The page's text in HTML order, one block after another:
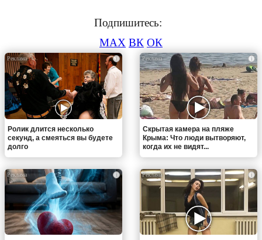
Подпишитесь:
MAX ВК ОК
i
Ролик длится несколько
секунд, а смеяться вы будете
долго
i
Скрытая камера на пляже
Крыма: Что люди вытворяют,
когда их не видят...
i i